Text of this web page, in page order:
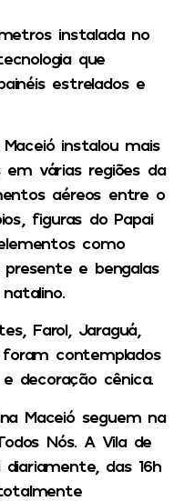
instalada no
que
estrelados e
instalou mais
em várias regiões da
aéreos entre o
figuras do Papai
como
presente e bengalas
Farol, Jaraguá,
contemplados
decoração cênica.
Maceió seguem na
Nós. A Vila de
das 16h